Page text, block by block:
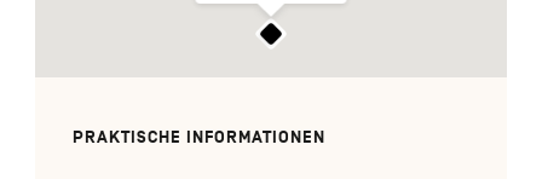
PRAKTISCHE INFORMATIONEN